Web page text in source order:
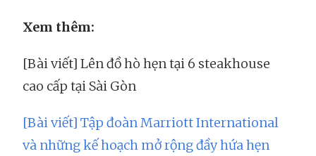
Xem thêm:
[Bài viết] Lên đồ hò hẹn tại 6 steakhouse
cao cấp tại Sài Gòn
[Bài viết] Tập đoàn Marriott International
và những kế hoạch mở rộng đầy hứa hẹn